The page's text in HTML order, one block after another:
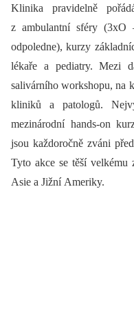
Klinika pravidelně
z ambulantní sféry (3xO
odpoledne), kurzy
lékaře a pediatry. Mezi
salivárního workshopu, na
kliniků a patologů.
mezinárodní hands-on
jsou každoročně zváni
Tyto akce se těší
Asie a Jižní Ameriky.